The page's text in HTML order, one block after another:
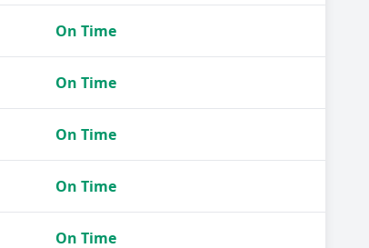
On Time
On Time
On Time
On Time
On Time